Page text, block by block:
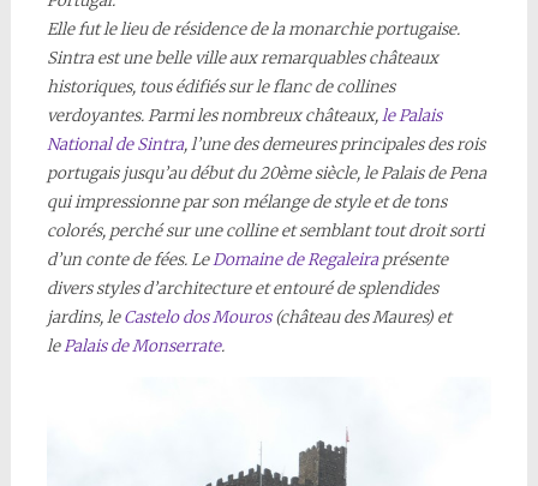
Elle fut le lieu de résidence de la monarchie portugaise.
Sintra est une belle ville aux remarquables châteaux
historiques, tous édifiés sur le flanc de collines
verdoyantes. Parmi les nombreux châteaux,le Palais
National de Sintra, l’une des demeures principales des rois
portugais jusqu’au début du 20ème siècle, le Palais de Pena
qui impressionne par son mélange de style et de tons
colorés, perché sur une colline et semblant tout droit sorti
d’un conte de fées. LeDomaine de Regaleiraprésente
divers styles d’architecture et entouré de splendides
jardins, leCastelo dos Mouros(château des Maures) et
lePalais de Monserrate.